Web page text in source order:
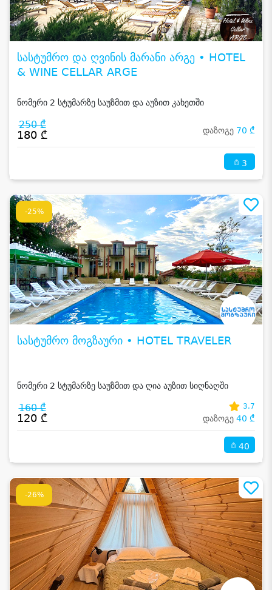
სასტუმრო და ღვინის მარანი არგე • HOTEL
& WINE CELLAR ARGE
ნომერი 2 სტუმარზე საუზმით და აუზით კახეთში
250 ₾
180 ₾ დაზოგე 70 ₾
3
-25%
სასტუმრო მოგზაური • HOTEL TRAVELER
ნომერი 2 სტუმარზე საუზმით და ღია აუზით სიღნაღში
160 ₾
120 ₾
3.7
დაზოგე 40 ₾
40
-26%